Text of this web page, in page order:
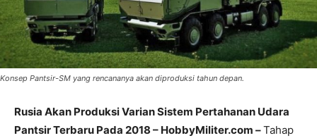
Konsep Pantsir-SM yang rencananya akan diproduksi tahun depan.
Rusia Akan Produksi Varian Sistem Pertahanan Udara
Pantsir Terbaru Pada 2018 – HobbyMiliter.com –Tahap